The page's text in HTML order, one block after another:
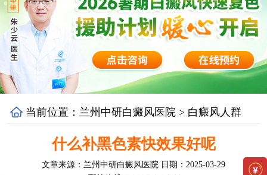
当前位置： 兰州中研白癜风医院 > 白癜风人群
什么补黑色素快效果好呢
文章来源： 兰州中研白癜风医院 日期：2025-03-29